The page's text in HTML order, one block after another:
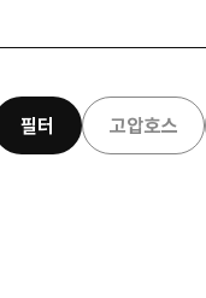
필터 고압호스